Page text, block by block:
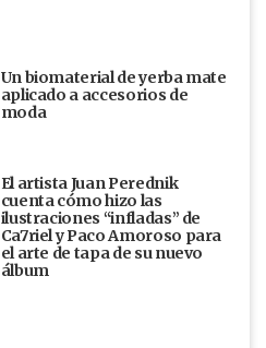
Un biomaterial de yerba mate
aplicado a accesorios de
moda
El artista Juan Perednik
cuenta cómo hizo las
ilustraciones “infladas” de
Ca7riel y Paco Amoroso para
el arte de tapa de su nuevo
álbum